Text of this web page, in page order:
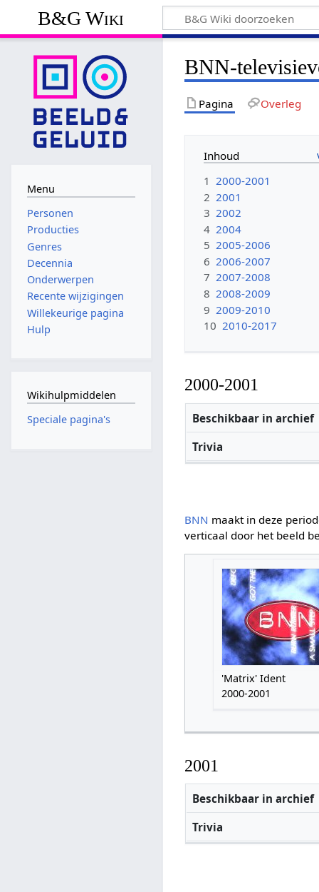
B&G Wiki
BNN-
Pagina Overleg
Inhoud
1 2000-2001
2 2001
3 2002
4 2004
5 2005-2006
6 2006-2007
7 2007-2008
8 2008-2009
9 2009-2010
10 2010-2017
2000-2001
Beschikbaar in archief
Trivia
BNN maakt in deze
verticaal door het beeld
'Matrix' Ident
2000-2001
2001
Beschikbaar in archief
Trivia
Menu
Personen
Producties
Genres
Decennia
Onderwerpen
Recente wijzigingen
Willekeurige pagina
Hulp
Wikihulpmiddelen
Speciale pagina's